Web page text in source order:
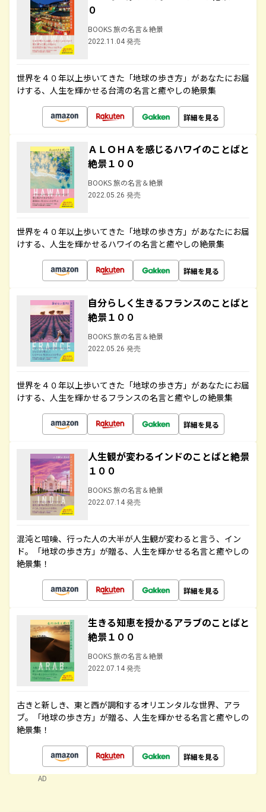
０
BOOKS 旅の名言＆絶景
2022.11.04 発売
世界を４０年以上歩いてきた「地球の歩き方」があなたにお届
けする、人生を輝かせる台湾の名言と癒やしの絶景集
詳細を見る
ＡＬＯＨＡを感じるハワイのことばと
絶景１００
BOOKS 旅の名言＆絶景
2022.05.26 発売
世界を４０年以上歩いてきた「地球の歩き方」があなたにお届
けする、人生を輝かせるハワイの名言と癒やしの絶景集
詳細を見る
自分らしく生きるフランスのことばと
絶景１００
BOOKS 旅の名言＆絶景
2022.05.26 発売
世界を４０年以上歩いてきた「地球の歩き方」があなたにお届
けする、人生を輝かせるフランスの名言と癒やしの絶景集
詳細を見る
人生観が変わるインドのことばと絶景
１００
BOOKS 旅の名言＆絶景
2022.07.14 発売
混沌と喧噪、行った人の大半が人生観が変わると言う、イン
ド。「地球の歩き方」が贈る、人生を輝かせる名言と癒やしの
絶景集！
詳細を見る
生きる知恵を授かるアラブのことばと
絶景１００
BOOKS 旅の名言＆絶景
2022.07.14 発売
古きと新しき、東と西が調和するオリエンタルな世界、アラ
ブ。「地球の歩き方」が贈る、人生を輝かせる名言と癒やしの
絶景集！
詳細を見る
AD